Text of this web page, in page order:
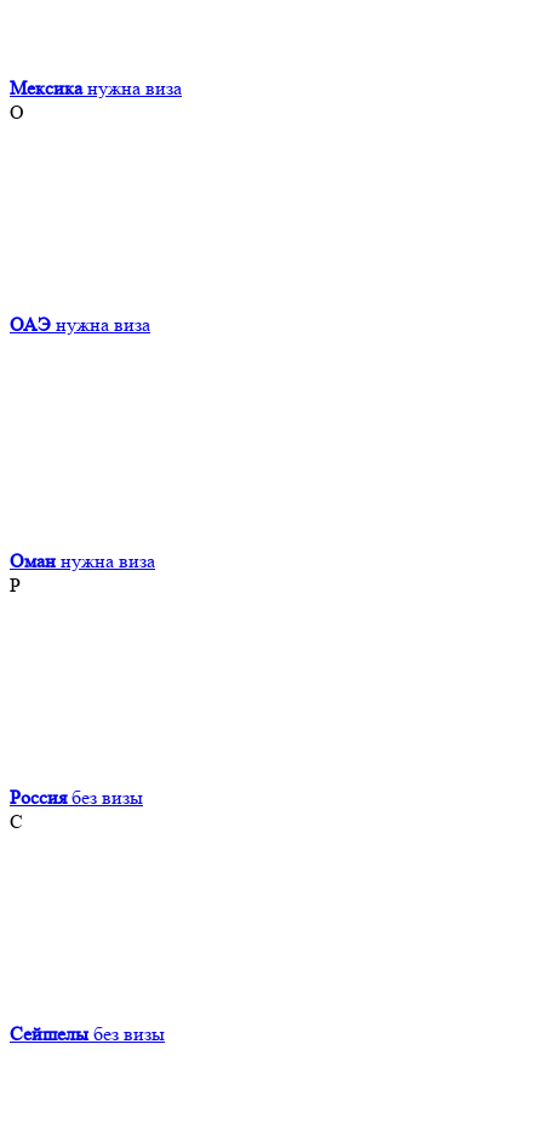
Мексика нужна виза
О
ОАЭ нужна виза
Оман нужна виза
Р
Россия без визы
С
Сейшелы без визы